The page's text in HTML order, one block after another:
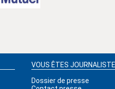
VOUS ÊTES JOURNALISTE
Dossier de presse